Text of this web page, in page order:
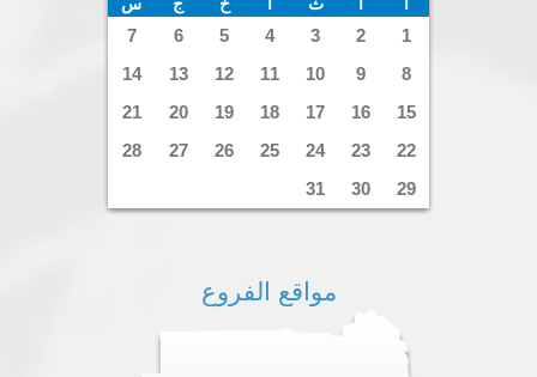
1
2
3
4
5
6
7
8
9
10
11
12
13
14
15
16
17
18
19
20
21
22
23
24
25
26
27
28
29
30
31
مواقع الفروع